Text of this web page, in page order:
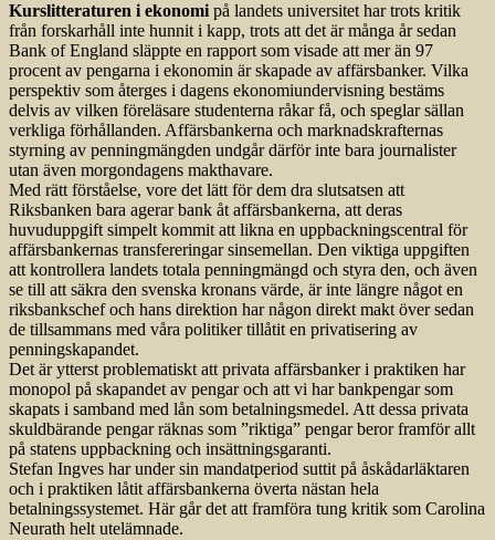
Kurslitteraturen i ekonomi på landets universitet har trots kritik
från forskarhåll inte hunnit i kapp, trots att det är många år sedan
Bank of England släppte en rapport som visade att mer än 97
procent av pengarna i ekonomin är skapade av affärsbanker. Vilka
perspektiv som återges i dagens ekonomiundervisning bestäms
delvis av vilken föreläsare studenterna råkar få, och speglar sällan
verkliga förhållanden. Affärsbankerna och marknadskrafternas
styrning av penningmängden undgår därför inte bara journalister
utan även morgondagens makthavare.
Med rätt förståelse, vore det lätt för dem dra slutsatsen att
Riksbanken bara agerar bank åt affärsbankerna, att deras
huvuduppgift simpelt kommit att likna en uppbackningscentral för
affärsbankernas transfereringar sinsemellan. Den viktiga uppgiften
att kontrollera landets totala penningmängd och styra den, och även
se till att säkra den svenska kronans värde, är inte längre något en
riksbankschef och hans direktion har någon direkt makt över sedan
de tillsammans med våra politiker tillåtit en privatisering av
penningskapandet.
Det är ytterst problematiskt att privata affärsbanker i praktiken har
monopol på skapandet av pengar och att vi har bankpengar som
skapats i samband med lån som betal­ningsmedel. Att dessa privata
skuldbärande pengar räknas som ”riktiga” pengar beror framför allt
på statens uppbackning och insättningsgaranti.
Stefan Ingves har under sin mandatperiod suttit på åskådarläktaren
och i praktiken låtit affärsbankerna överta nästan hela
betalningssystemet. Här går det att framföra tung kritik som Carolina
Neurath helt utelämnade.